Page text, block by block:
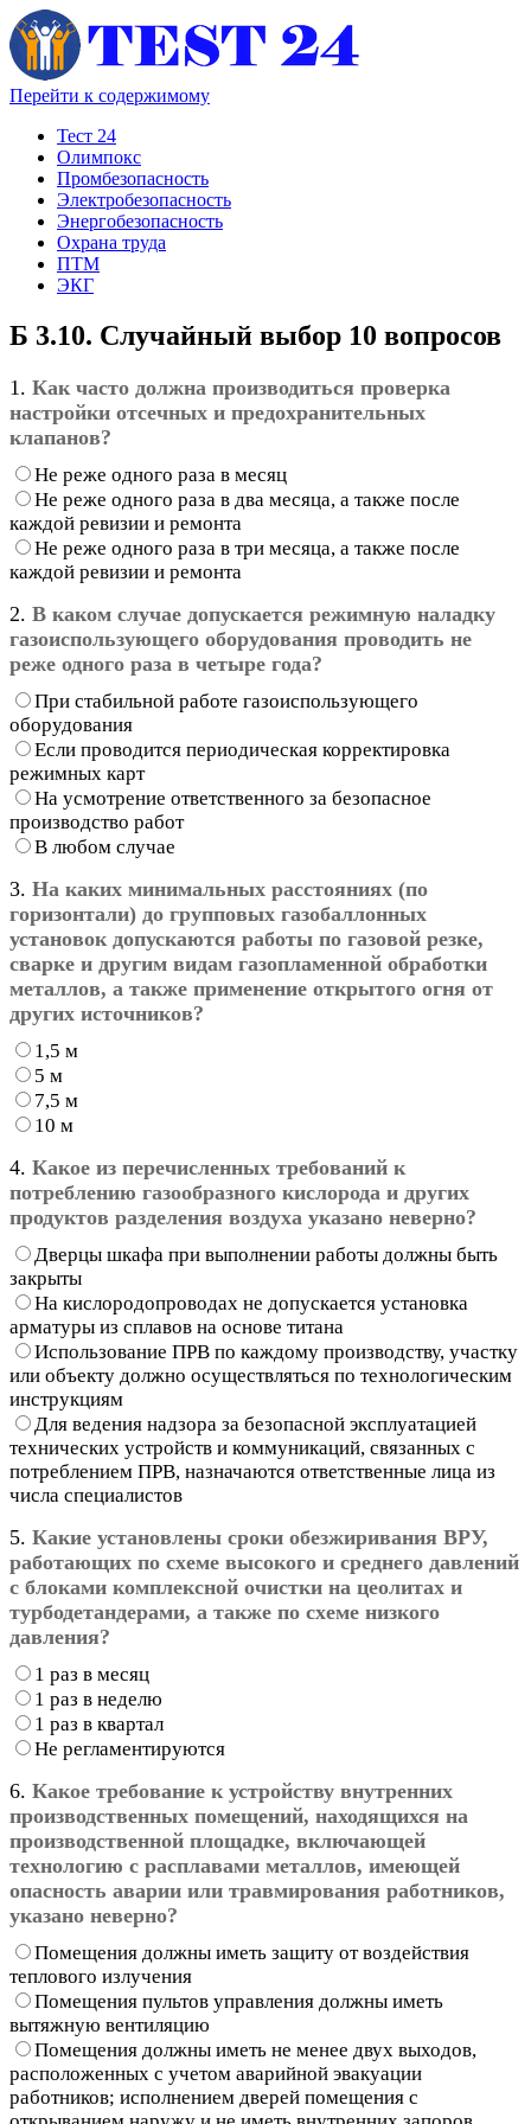
Перейти к содержимому
Тест 24
Олимпокс
Промбезопасность
Электробезопасность
Энергобезопасность
Охрана труда
ПТМ
ЭКГ
Б 3.10. Случайный выбор 10 вопросов
1. Как часто должна производиться проверка
настройки отсечных и предохранительных
клапанов?
Не реже одного раза в месяц
Не реже одного раза в два месяца, а также после
каждой ревизии и ремонта
Не реже одного раза в три месяца, а также после
каждой ревизии и ремонта
2. В каком случае допускается режимную наладку
газоиспользующего оборудования проводить не
реже одного раза в четыре года?
При стабильной работе газоиспользующего
оборудования
Если проводится периодическая корректировка
режимных карт
На усмотрение ответственного за безопасное
производство работ
В любом случае
3. На каких минимальных расстояниях (по
горизонтали) до групповых газобаллонных
установок допускаются работы по газовой резке,
сварке и другим видам газопламенной обработки
металлов, а также применение открытого огня от
других источников?
1,5 м
5 м
7,5 м
10 м
4. Какое из перечисленных требований к
потреблению газообразного кислорода и других
продуктов разделения воздуха указано неверно?
Дверцы шкафа при выполнении работы должны быть
закрыты
На кислородопроводах не допускается установка
арматуры из сплавов на основе титана
Использование ПРВ по каждому производству, участку
или объекту должно осуществляться по технологическим
инструкциям
Для ведения надзора за безопасной эксплуатацией
технических устройств и коммуникаций, связанных с
потреблением ПРВ, назначаются ответственные лица из
числа специалистов
5. Какие установлены сроки обезжиривания ВРУ,
работающих по схеме высокого и среднего давлений
с блоками комплексной очистки на цеолитах и
турбодетандерами, а также по схеме низкого
давления?
1 раз в месяц
1 раз в неделю
1 раз в квартал
Не регламентируются
6. Какое требование к устройству внутренних
производственных помещений, находящихся на
производственной площадке, включающей
технологию с расплавами металлов, имеющей
опасность аварии или травмирования работников,
указано неверно?
Помещения должны иметь защиту от воздействия
теплового излучения
Помещения пультов управления должны иметь
вытяжную вентиляцию
Помещения должны иметь не менее двух выходов,
расположенных с учетом аварийной эвакуации
работников; исполнением дверей помещения с